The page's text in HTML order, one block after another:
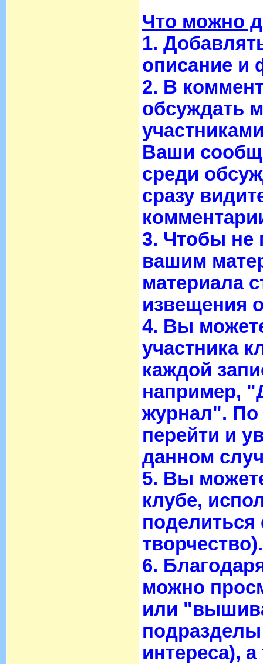
Что можно
1.
описание и
2. В
обсуждать
Ваши
среди
сразу
3. Чтобы не
вашим
материала
извещения
4. Вы
участника
каждой
например,
журнал".
перейти и
данном
5. Вы
клубе,
творчество).
6.
можно
или
интереса),